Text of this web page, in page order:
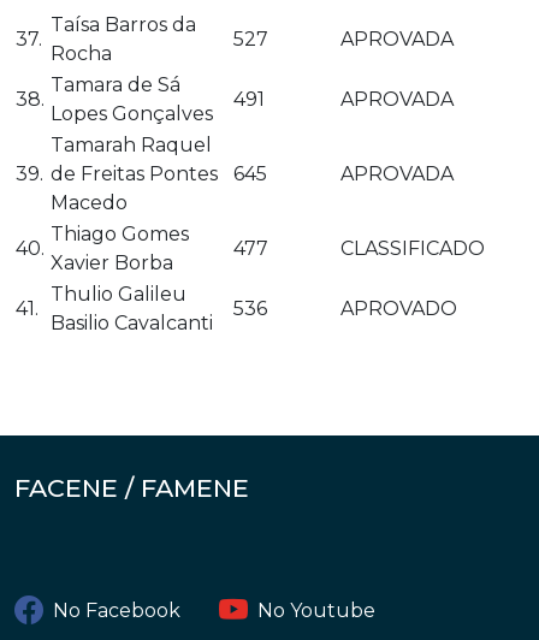
37.
Taísa Barros da
Rocha
527 APROVADA
38.
Tamara de Sá
Lopes Gonçalves
491 APROVADA
39.
Tamarah Raquel
de Freitas Pontes
Macedo
645 APROVADA
40.
Thiago Gomes
Xavier Borba
477 CLASSIFICADO
41.
Thulio Galileu
Basilio Cavalcanti
536 APROVADO
FACENE / FAMENE
No Facebook No Youtube